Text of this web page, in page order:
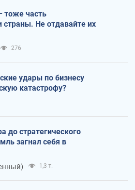
тоже часть
страны. Не отдавайте их
276
удары по бизнесу
катастрофу?
до стратегического
загнал себя в
1,3 т.